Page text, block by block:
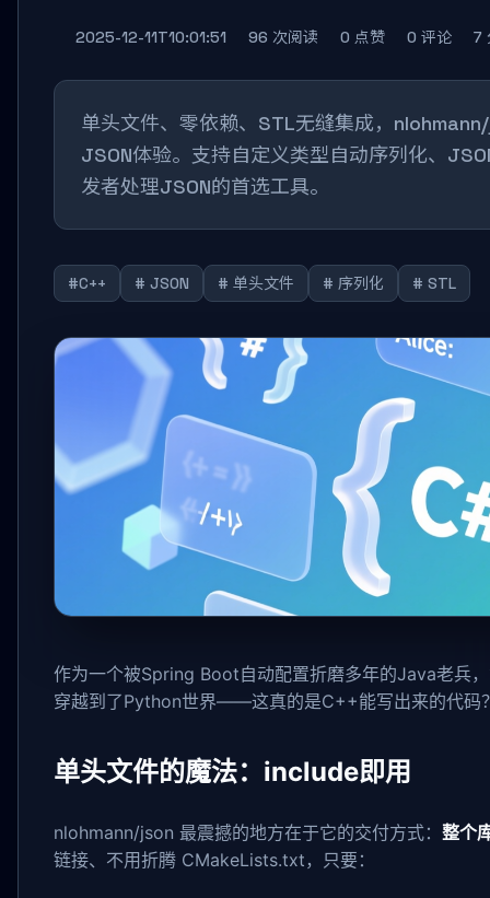
2025-12-11T10:01:51 96 次阅读 0 点赞 0 评论 7
单头文件、零依赖、STL无缝集成，
JSON体验。支持自定义类型自动序列化、
发者处理JSON的首选工具。
#C++ # JSON # 单头文件 # 序列化 # STL
作为一个被Spring Boot自动配置折磨多年的Java老兵
穿越到了Python世界——这真的是C++能写出来的代码
单头文件的魔法：include即用
nlohmann/json 最震撼的地方在于它的交付方式： 整个
链接、不用折腾 CMakeLists.txt，只要：